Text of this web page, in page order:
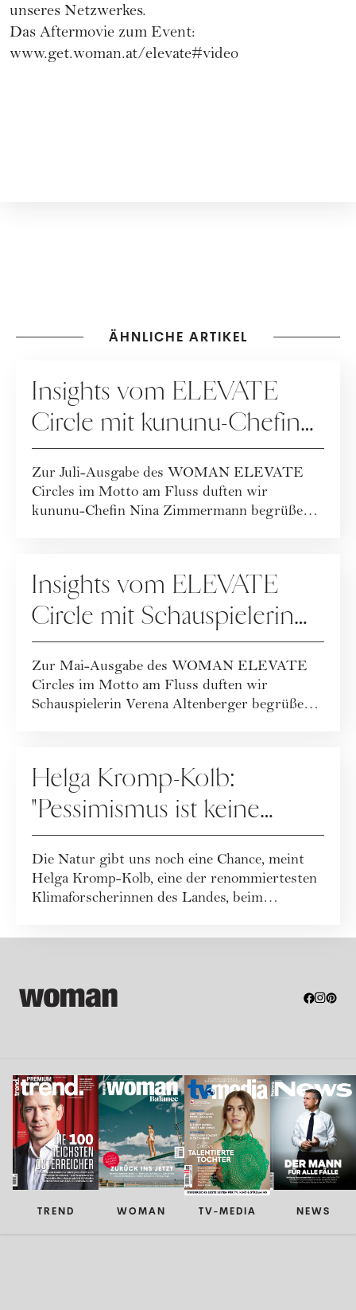
unseres Netzwerkes.
Das Aftermovie zum Event:
www.get.woman.at/elevate#video
ÄHNLICHE ARTIKEL
Insights vom ELEVATE
Circle mit kununu-Chefin
Nina Zimmermann
Zur Juli-Ausgabe des WOMAN ELEVATE
Circles im Motto am Fluss duften wir
kununu-Chefin Nina Zimmermann begrüßen!
Insights vom ELEVATE
Circle mit Schauspielerin
Verena Altenberger
Zur Mai-Ausgabe des WOMAN ELEVATE
Circles im Motto am Fluss duften wir
Schauspielerin Verena Altenberger begrüßen!
Helga Kromp-Kolb:
"Pessimismus ist keine
Option"
Die Natur gibt uns noch eine Chance, meint
Helga Kromp-Kolb, eine der renommiertesten
Klimaforscherinnen des Landes, beim
TREND WOMAN TV-MEDIA NEWS